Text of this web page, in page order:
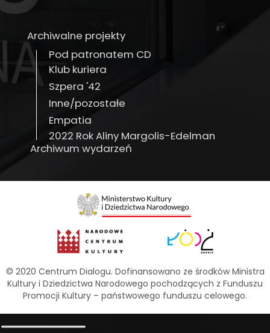
Archiwalne projekty
Pod patronatem CD
Klub kuriera
Szpera '42
Inne/pozostałe
Empatia
2022 Rok Aliny Margolis-Edelman
Archiwum wydarzeń
© 2020 Centrum Dialogu. Dofinansowano ze środków Ministra
Kultury i Dziedzictwa Narodowego pochodzących z Funduszu
Promocji Kultury – państwowego funduszu celowego.